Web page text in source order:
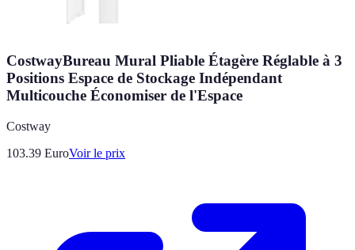
CostwayBureau Mural Pliable Étagère Réglable à 3
Positions Espace de Stockage Indépendant
Multicouche Économiser de l'Espace
Costway
103.39 EuroVoir le prix